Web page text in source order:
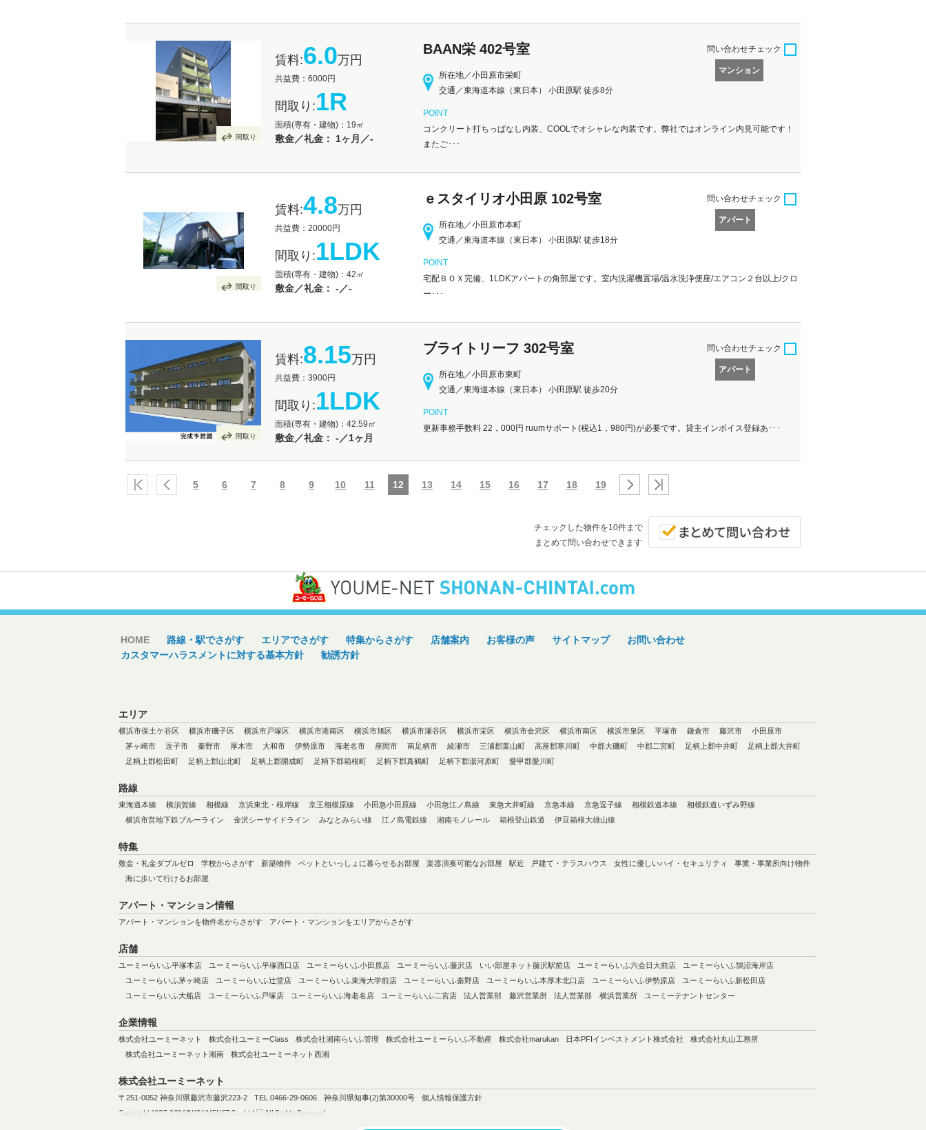
BAAN栄 402号室
所在地／小田原市栄町
交通／東海道本線（東日本） 小田原駅 徒歩8分
マンション
問い合わせチェック
間取り
賃料:6.0万円
共益費：6000円
間取り:1R
面積(専有・建物)：19㎡
敷金／礼金： 1ヶ月／-
POINT
コンクリート打ちっぱなし内装、COOLでオシャレな内装です。弊社ではオンライン内見可能です！
またご･･･
ｅスタイリオ小田原 102号室
所在地／小田原市本町
交通／東海道本線（東日本） 小田原駅 徒歩18分
アパート
問い合わせチェック
間取り
賃料:4.8万円
共益費：20000円
間取り:1LDK
面積(専有・建物)：42㎡
敷金／礼金： -／-
POINT
宅配ＢＯＸ完備、1LDKアパートの角部屋です。室内洗濯機置場/温水洗浄便座/エアコン２台以上/クロ
ー･･･
ブライトリーフ 302号室
所在地／小田原市東町
交通／東海道本線（東日本） 小田原駅 徒歩20分
アパート
問い合わせチェック
間取り
賃料:8.15万円
共益費：3900円
間取り:1LDK
面積(専有・建物)：42.59㎡
敷金／礼金： -／1ヶ月
POINT
更新事務手数料 22，000円 ruumサポート(税込1，980円)が必要です。貸主インボイス登録あ･･･
5 6 7 8 9 10 11 12 13 14 15 16 17 18 19
チェックした物件を10件まで
まとめて問い合わせできます
HOME 路線・駅でさがす エリアでさがす 特集からさがす 店舗案内 お客様の声 サイトマップ
お問い合わせ
カスタマーハラスメントに対する基本方針
勧誘方針
エリア
横浜市保土ケ谷区 横浜市磯子区 横浜市戸塚区 横浜市港南区 横浜市旭区 横浜市瀬谷区 横浜市栄区 横浜市金沢区 横浜市南区 横浜市泉区 平塚市 鎌倉市 藤沢市
小田原市
茅ヶ崎市
逗子市 秦野市 厚木市 大和市 伊勢原市 海老名市 座間市 南足柄市 綾瀬市 三浦郡葉山町 高座郡寒川町 中郡大磯町 中郡二宮町 足柄上郡中井町
足柄上郡大井町
足柄上郡松田町
足柄上郡山北町 足柄上郡開成町 足柄下郡箱根町 足柄下郡真鶴町 足柄下郡湯河原町 愛甲郡愛川町
路線
東海道本線 横須賀線 相模線 京浜東北・根岸線 京王相模原線 小田急小田原線 小田急江ノ島線 東急大井町線 京急本線 京急逗子線 相模鉄道本線
相模鉄道いずみ野線
横浜市営地下鉄ブルーライン
金沢シーサイドライン みなとみらい線 江ノ島電鉄線 湘南モノレール 箱根登山鉄道 伊豆箱根大雄山線
特集
敷金・礼金ダブルゼロ 学校からさがす 新築物件 ペットといっしょに暮らせるお部屋 楽器演奏可能なお部屋 駅近 戸建て・テラスハウス 女性に優しいハイ・セキュリティ
事業・事業所向け物件
海に歩いて行けるお部屋
アパート・マンション情報
アパート・マンションを物件名からさがす アパート・マンションをエリアからさがす
店舗
ユーミーらいふ平塚本店 ユーミーらいふ平塚西口店 ユーミーらいふ小田原店 ユーミーらいふ藤沢店 いい部屋ネット藤沢駅前店 ユーミーらいふ六会日大前店
ユーミーらいふ鵠沼海岸店
ユーミーらいふ茅ヶ崎店
ユーミーらいふ辻堂店 ユーミーらいふ東海大学前店 ユーミーらいふ秦野店 ユーミーらいふ本厚木北口店 ユーミーらいふ伊勢原店
ユーミーらいふ新松田店
ユーミーらいふ大船店
ユーミーらいふ戸塚店 ユーミーらいふ海老名店 ユーミーらいふ二宮店 法人営業部 藤沢営業所 法人営業部 横浜営業所 ユーミーテナントセンター
企業情報
株式会社ユーミーネット 株式会社ユーミーClass 株式会社湘南らいふ管理 株式会社ユーミーらいふ不動産 株式会社marukan 日本PFIインベストメント株式会社
株式会社丸山工務所
株式会社ユーミーネット湘南
株式会社ユーミーネット西湘
株式会社ユーミーネット
〒251-0052 神奈川県藤沢市藤沢223-2 TEL.0466-29-0606 神奈川県知事(2)第30000号 個人情報保護方針
Copyright 1997-2026© YOUMENET Co., Ltd. All Rights Reserved.